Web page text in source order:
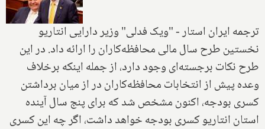
ترجمه ایران استار -‌ "ویک فدلی" وزیر دارایی انتاریو
نخستین طرح سال مالی محافظه‌کاران را ارائه داد. در این
طرح نکات برجسته‌ای وجود دارد، از جمله اینکه برخلاف
وعده پیش از انتخابات محافظه‌کاران در از میان برداشتن
کسری بودجه، اکنون مشخص شد که برای پنج سال آینده
استان انتاریو کسری بودجه خواهد داشت، اگر چه این کسری